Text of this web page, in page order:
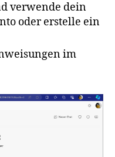
verwende dein
oder erstelle ein
im